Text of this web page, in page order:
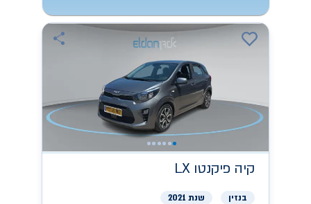
קיה פיקנטו LX
בנזין שנת 2021